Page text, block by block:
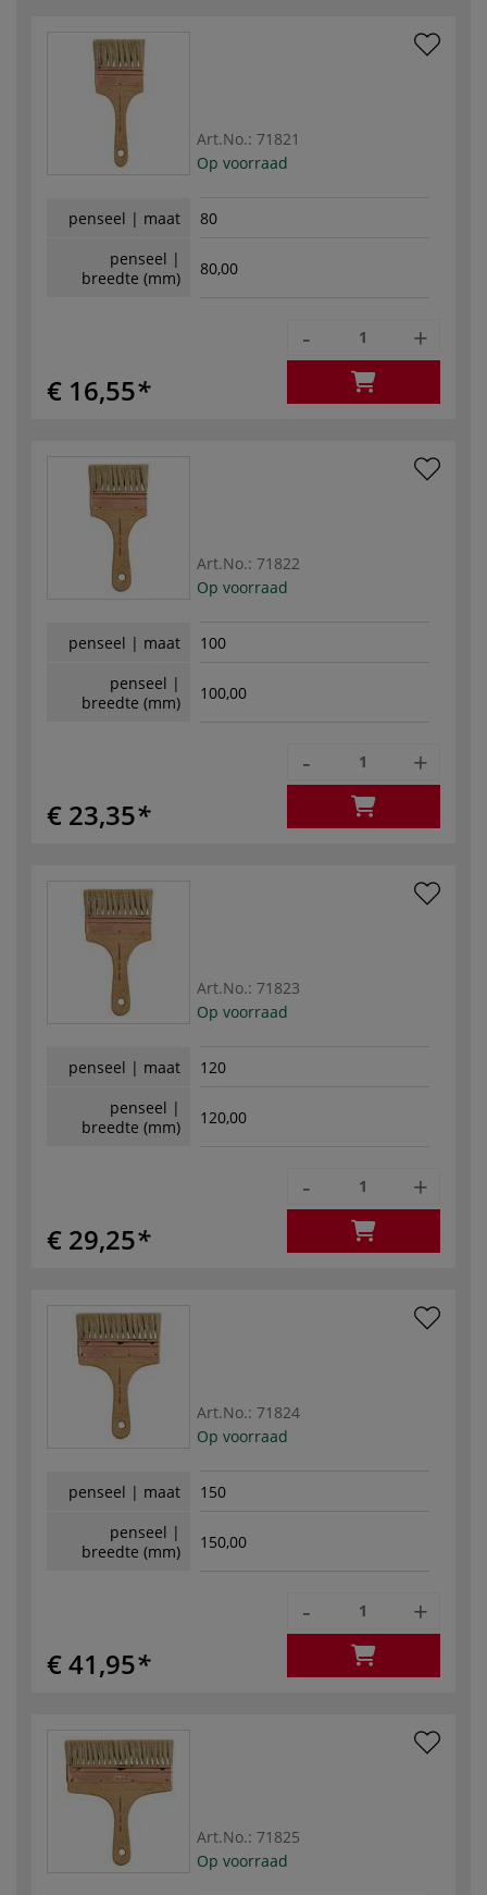
Art.No.: 71821
Op voorraad
penseel | maat
80
penseel |
breedte (mm)
80,00
€ 16,55
- +
Art.No.: 71822
Op voorraad
penseel | maat
100
penseel |
breedte (mm)
100,00
€ 23,35
- +
Art.No.: 71823
Op voorraad
penseel | maat
120
penseel |
breedte (mm)
120,00
€ 29,25
- +
Art.No.: 71824
Op voorraad
penseel | maat
150
penseel |
breedte (mm)
150,00
€ 41,95
- +
Art.No.: 71825
Op voorraad